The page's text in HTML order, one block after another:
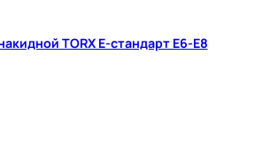
TORX E-стандарт E6-E8